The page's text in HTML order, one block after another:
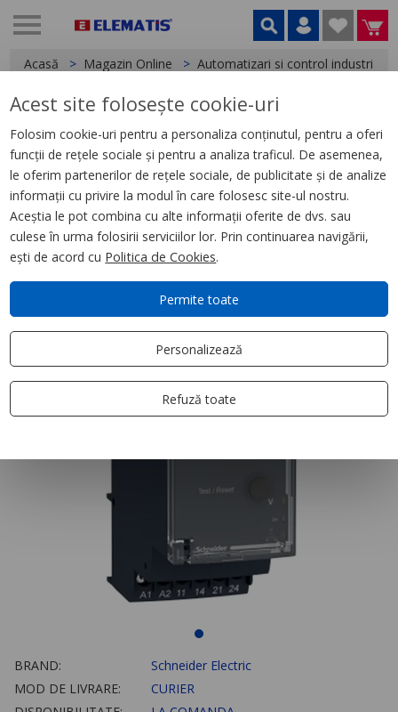
Acasă Magazin Online Automatizari si control industrial
< Relee
Releu Control Tensiune Si
Temp. Motor - Rm35-T - 24 - 240
V C.A./C.C. - 2 No
BRAND:
Schneider Electric
MOD DE LIVRARE:
CURIER
Acest site folosește cookie-uri
Folosim cookie-uri pentru a personaliza conținutul, pentru a oferi
funcții de rețele sociale și pentru a analiza traficul. De asemenea,
le oferim partenerilor de rețele sociale, de publicitate și de analize
informații cu privire la modul în care folosesc site-ul nostru.
Aceștia le pot combina cu alte informații oferite de dvs. sau
culese în urma folosirii serviciilor lor. Prin continuarea navigării,
ești de acord cu Politica de Cookies.
Permite toate
Personalizează
Refuză toate